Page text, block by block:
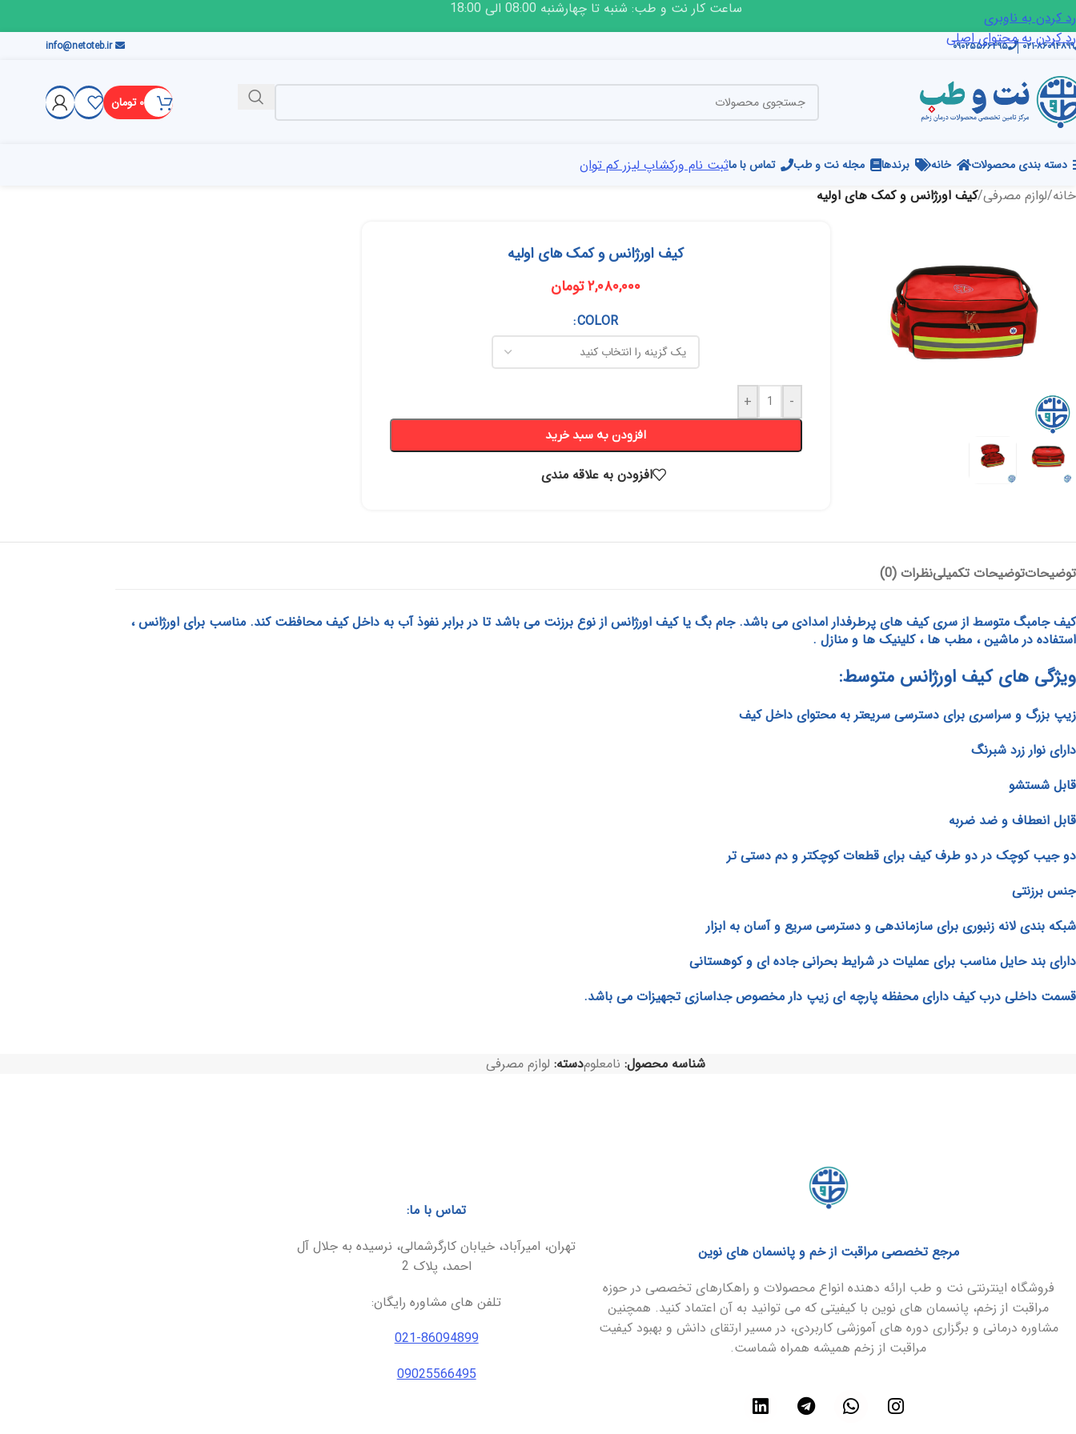
رد کردن به ناوبری
رد کردن به محتوای اصلی
ساعت کار نت و طب: شنبه تا چهارشنبه 08:00 الی 18:00
۰۲۱-۸۶۰۹۴۸۹۹ ۰۹۰۲۵۵۶۶۴۹۵ info@netoteb.ir
۰ تومان
دسته بندی محصولات خانه برندها مجله نت و طب تماس با ماثبت نام ورکشاپ لیزر کم توان
خانه/لوازم مصرفی/کیف اورژانس و کمک های اولیه
کیف اورژانس و کمک های اولیه
۲,۰۸۰,۰۰۰تومان
COLOR
-
+
افزودن به سبد خرید
افزودن به علاقه مندی
توضیحاتتوضیحات تکمیلینظرات (0)
کیف جامبگ متوسط از سری کیف های پرطرفدار امدادی می باشد. جام بگ یا کیف اورژانس از نوع برزنت می باشد تا در برابر نفوذ آب به داخل کیف محافظت کند. مناسب برای اورژانس ،
استفاده در ماشین ، مطب ها ، کلینیک ها و منازل .
ویژگی های کیف اورژانس متوسط:
زیپ بزرگ و سراسری برای دسترسی سریعتر به محتوای داخل کیف
دارای نوار زرد شبرنگ
قابل شستشو
قابل انعطاف و ضد ضربه
دو جیب کوچک در دو طرف کیف برای قطعات کوچکتر و دم دستی تر
جنس برزنتی
شبکه بندی لانه زنبوری برای سازماندهی و دسترسی سریع و آسان به ابزار
دارای بند حایل مناسب برای عملیات در شرایط بحرانی جاده ای و کوهستانی
قسمت داخلی درب کیف دارای محفظه پارچه ای زیپ دار مخصوص جداسازی تجهیزات می باشد.
شناسه محصول: نامعلومدسته: لوازم مصرفی
مرجع تخصصی مراقبت از خم و پانسمان های نوین
فروشگاه اینترنتی نت و طب ارائه دهنده انواع محصولات و راهکارهای تخصصی در حوزه
مراقبت از زخم، پانسمان های نوین با کیفیتی که می توانید به آن اعتماد کنید. همچنین
مشاوره درمانی و برگزاری دوره های آموزشی کاربردی، در مسیر ارتقای دانش و بهبود کیفیت
مراقبت از زخم همیشه همراه شماست.
تماس با ما:
تهران، امیرآباد، خیابان کارگرشمالی، نرسیده به جلال آل
احمد، پلاک 2
تلفن های مشاوره رایگان:
021-86094899
09025566495